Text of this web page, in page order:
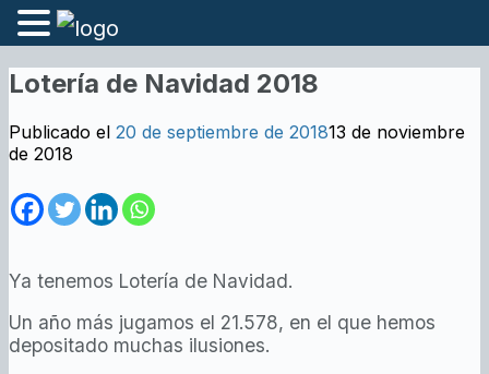
Lotería de Navidad 2018
Publicado el 20 de septiembre de 201813 de noviembre
de 2018
Ya tenemos Lotería de Navidad.
Un año más jugamos el 21.578, en el que hemos
depositado muchas ilusiones.